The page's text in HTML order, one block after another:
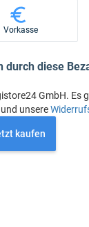
Vorkasse
durch diese
GmbH. Es
und unsere
kaufen